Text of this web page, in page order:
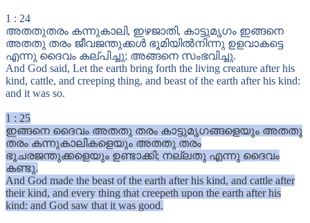
1 : 24
അതതുതരം കന്നുകാലി, ഇഴജാതി, കാട്ടുമൃഗം ഇങ്ങനെ
അതതു തരം ജീവജന്തുക്കൾ ഭൂമിയിൽനിന്നു ഉളവാകട്ടെ
എന്നു ദൈവം കല്പിച്ചു; അങ്ങനെ സംഭവിച്ചു.
And God said, Let the earth bring forth the living creature after his
kind, cattle, and creeping thing, and beast of the earth after his kind:
and it was so.
1 : 25
ഇങ്ങനെ ദൈവം അതതു തരം കാട്ടുമൃഗങ്ങളെയും അതതു
തരം കന്നുകാലികളെയും അതതു തരം
ഭൂചരജന്തുക്കളെയും ഉണ്ടാക്കി; നല്ലതു എന്നു ദൈവം
കണ്ടു.
And God made the beast of the earth after his kind, and cattle after
their kind, and every thing that creepeth upon the earth after his
kind: and God saw that it was good.